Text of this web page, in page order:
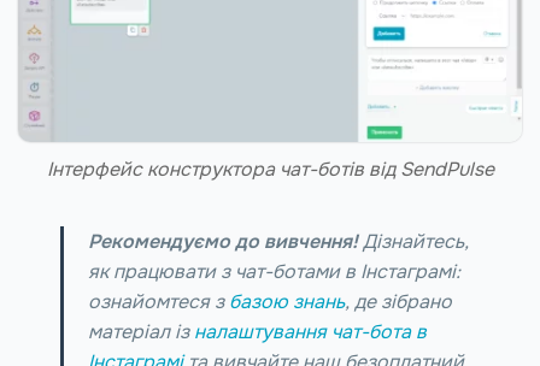
Інтерфейс конструктора чат-ботів від SendPulse
Рекомендуємо до вивчення!Дізнайтесь,
як працювати з чат-ботами в Інстаграмі:
ознайомтеся збазою знань, де зібрано
матеріал ізналаштування чат-бота в